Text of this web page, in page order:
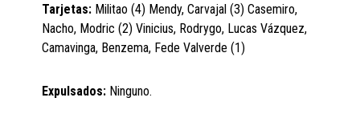
Tarjetas: Militao (4) Mendy, Carvajal (3) Casemiro,
Nacho, Modric (2) Vinicius, Rodrygo, Lucas Vázquez,
Camavinga, Benzema, Fede Valverde (1)
Expulsados: Ninguno.